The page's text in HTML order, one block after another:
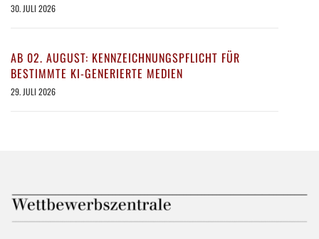
30. JULI 2026
AB 02. AUGUST: KENNZEICHNUNGSPFLICHT FÜR
BESTIMMTE KI-GENERIERTE MEDIEN
29. JULI 2026